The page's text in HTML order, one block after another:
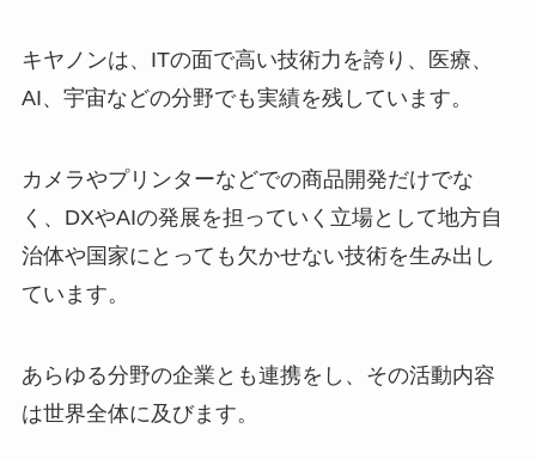
キヤノンは、ITの面で高い技術力を誇り、医療、
AI、宇宙などの分野でも実績を残しています。
カメラやプリンターなどでの商品開発だけでな
く、DXやAIの発展を担っていく立場として地方自
治体や国家にとっても欠かせない技術を生み出し
ています。
あらゆる分野の企業とも連携をし、その活動内容
は世界全体に及びます。